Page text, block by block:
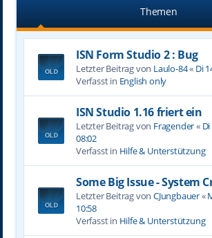
Themen
ISN Form Studio 2 : Bug
Letzter Beitrag von Laulo-84« Di
Verfasst in English only
ISN Studio 1.16 friert ein
Letzter Beitrag von Fragender«
08:02
Verfasst in Hilfe & Unterstützung
Some Big Issue - System
Letzter Beitrag von CJungbauer«
10:58
Verfasst in Hilfe & Unterstützung